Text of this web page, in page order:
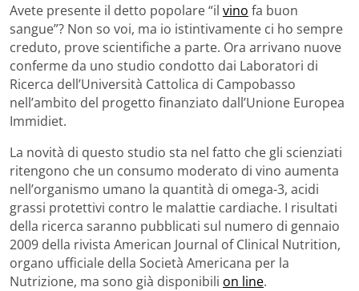
Avete presente il detto popolare “il vino fa buon
sangue”? Non so voi, ma io istintivamente ci ho sempre
creduto, prove scientifiche a parte. Ora arrivano nuove
conferme da uno studio condotto dai Laboratori di
Ricerca dell’Università Cattolica di Campobasso
nell’ambito del progetto finanziato dall’Unione Europea
Immidiet.
La novità di questo studio sta nel fatto che gli scienziati
ritengono che un consumo moderato di vino aumenta
nell’organismo umano la quantità di omega-3, acidi
grassi protettivi contro le malattie cardiache. I risultati
della ricerca saranno pubblicati sul numero di gennaio
2009 della rivista American Journal of Clinical Nutrition,
organo ufficiale della Società Americana per la
Nutrizione, ma sono già disponibili on line.